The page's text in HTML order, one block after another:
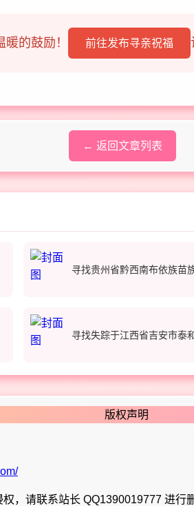
的鼓励！ 前往发布寻亲祝福
← 返回文章列表
寻找贵州省黔西南布依族苗
寻找失踪于江西省吉安市泰
版权声明
，请联系站长 QQ1390019777 进行